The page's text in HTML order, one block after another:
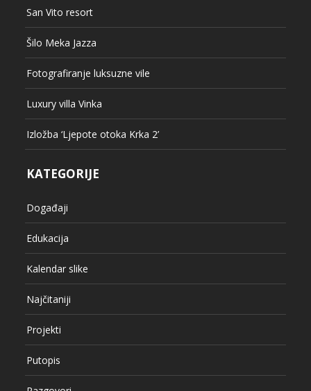
San Vito resort
Šilo Meka Jazza
Fotografiranje luksuzne vile
Luxury villa Vinka
Izložba ‘Ljepote otoka Krka 2’
KATEGORIJE
Događaji
Edukacija
Kalendar slike
Najčitaniji
Projekti
Putopis